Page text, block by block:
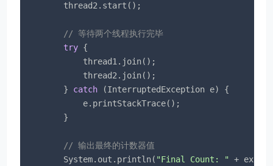
        thread2.start();
// 等待两个线程执行完毕
try {
            thread1.join();
            thread2.join();
        }
catch (InterruptedException e) {
            e.printStackTrace();
        }
// 输出最终的计数器值
        System.out.println(
"Final Count: " +